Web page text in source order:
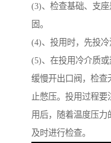
(3)、检查基础、支
固。
(4)、投用时，先投冷
(5)、在投用冷介质
缓慢开出口阀，检查
止憋压。投用过程
用后，随着温度压力
及时进行检查。